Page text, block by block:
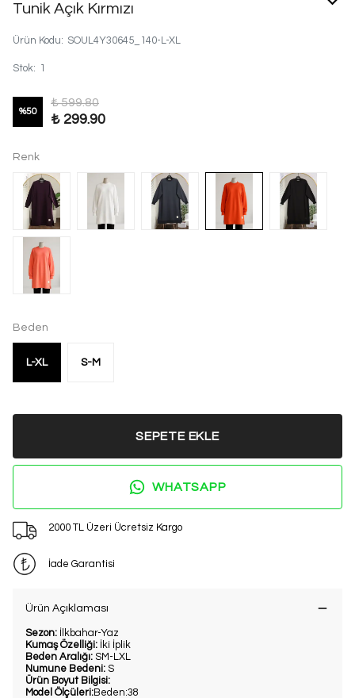
Tunik Açık Kırmızı
Ürün Kodu: SOUL4Y30645_140-L-XL
Stok: 1
%50
₺ 599.80
₺ 299.90
Renk
Beden
L-XL S-M
SEPETE EKLE
WHATSAPP
2000 TL Üzeri Ücretsiz Kargo
İade Garantisi
Ürün Açıklaması
Sezon: İlkbahar-Yaz
Kumaş Özelliği: İki İplik
Beden Aralığı: SM-LXL
Numune Bedeni: S
Ürün Boyut Bilgisi:
Model Ölçüleri:Beden:38